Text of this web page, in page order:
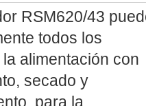
RSM620/43
todos los
alimentación con
secado y
para la